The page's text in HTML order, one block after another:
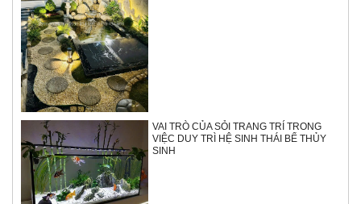
VAI TRÒ CỦA SỎI TRANG TRÍ TRONG
VIỆC DUY TRÌ HỆ SINH THÁI BỂ THỦY
SINH